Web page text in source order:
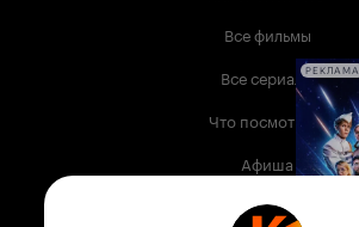
Все фильмы
Все сериалы
Что посмотреть
Афиша
Музыка
РЕКЛАМА